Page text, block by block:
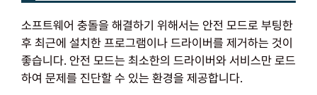
소프트웨어 충돌을 해결하기 위해서는 안전 모드로 부팅한
후 최근에 설치한 프로그램이나 드라이버를 제거하는 것이
좋습니다. 안전 모드는 최소한의 드라이버와 서비스만 로드
하여 문제를 진단할 수 있는 환경을 제공합니다.